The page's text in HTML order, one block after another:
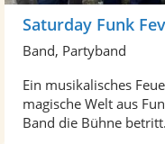
Saturday Funk
Band, Partyband
Ein musikalisches
magische Welt aus
Band die Bühne